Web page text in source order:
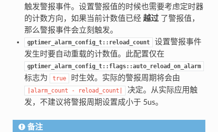
触发警报事件。设置警报值的时候也需要考虑定时器
的计数方向，如果当前计数值已经 越过了警报值，
那么警报事件会立刻触发。
gptimer_alarm_config_t::reload_count
设置警报事件
发生时要自动重载的计数值。此配置仅在
gptimer_alarm_config_t::flags::auto_reload_on_alarm
标志为 true 时生效。实际的警报周期将会由
|alarm_count - reload_count|
决定。从实际应用触
发，不建议将警报周期设置成小于 5us。
备注